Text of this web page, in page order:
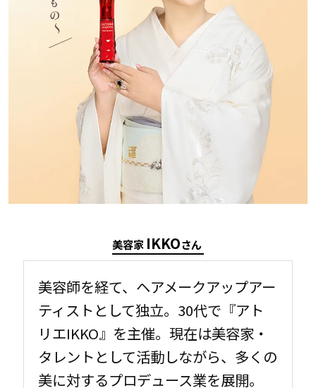
美容家 IKKOさん
美容師を経て、ヘアメークアップアー
ティストとして独立。30代で『アト
リエIKKO』を主催。現在は美容家・
タレントとして活動しながら、多くの
美に対するプロデュース業を展開。